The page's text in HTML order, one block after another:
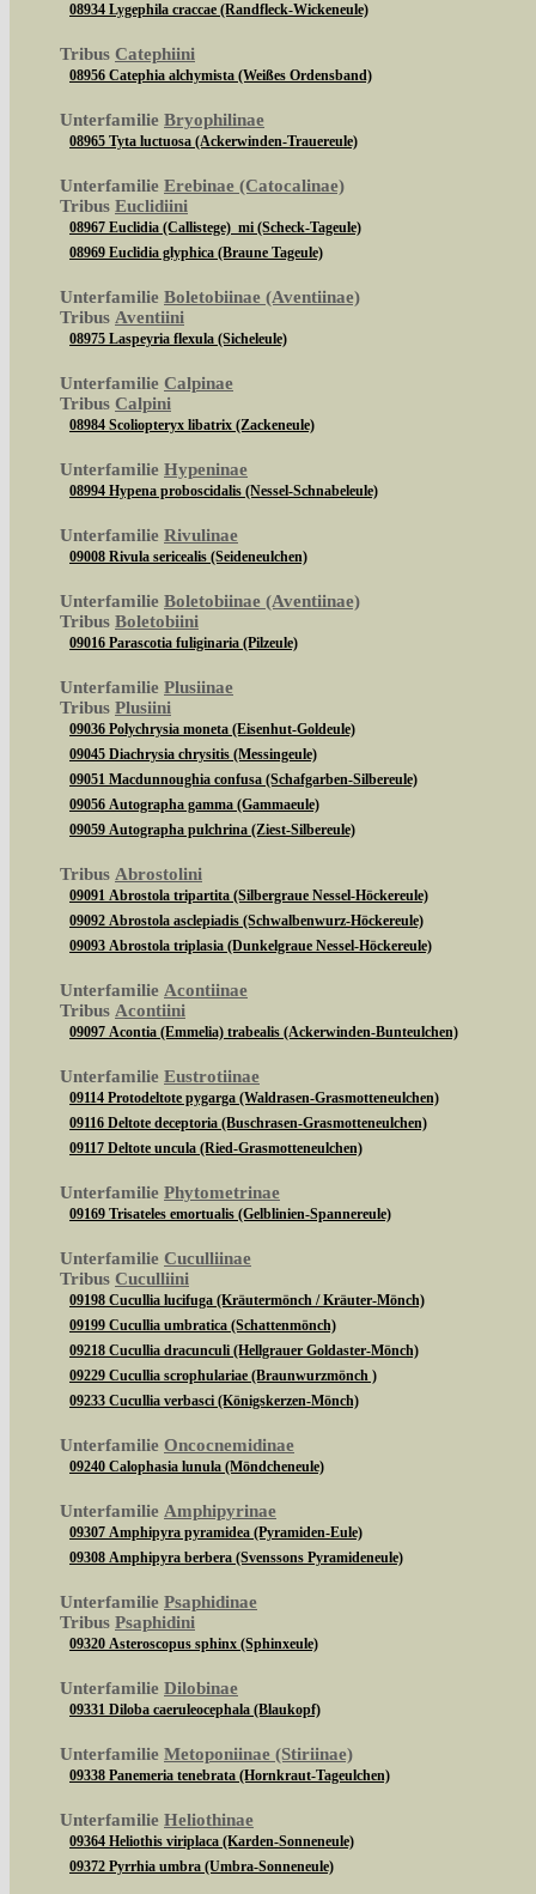
08934 Lygephila craccae (Randfleck-Wickeneule)
Tribus Catephiini
08956 Catephia alchymista (Weißes Ordensband)
Unterfamilie Bryophilinae
08965 Tyta luctuosa (Ackerwinden-Trauereule)
Unterfamilie Erebinae (Catocalinae)
Tribus Euclidiini
08967 Euclidia (Callistege) mi (Scheck-Tageule)
08969 Euclidia glyphica (Braune Tageule)
Unterfamilie Boletobiinae (Aventiinae)
Tribus Aventiini
08975 Laspeyria flexula (Sicheleule)
Unterfamilie Calpinae
Tribus Calpini
08984 Scoliopteryx libatrix (Zackeneule)
Unterfamilie Hypeninae
08994 Hypena proboscidalis (Nessel-Schnabeleule)
Unterfamilie Rivulinae
09008 Rivula sericealis (Seideneulchen)
Unterfamilie Boletobiinae (Aventiinae)
Tribus Boletobiini
09016 Parascotia fuliginaria (Pilzeule)
Unterfamilie Plusiinae
Tribus Plusiini
09036 Polychrysia moneta (Eisenhut-Goldeule)
09045 Diachrysia chrysitis (Messingeule)
09051 Macdunnoughia confusa (Schafgarben-Silbereule)
09056 Autographa gamma (Gammaeule)
09059 Autographa pulchrina (Ziest-Silbereule)
Tribus Abrostolini
09091 Abrostola tripartita (Silbergraue Nessel-Höckereule)
09092 Abrostola asclepiadis (Schwalbenwurz-Höckereule)
09093 Abrostola triplasia (Dunkelgraue Nessel-Höckereule)
Unterfamilie Acontiinae
Tribus Acontiini
09097 Acontia (Emmelia) trabealis (Ackerwinden-Bunteulchen)
Unterfamilie Eustrotiinae
09114 Protodeltote pygarga (Waldrasen-Grasmotteneulchen)
09116 Deltote deceptoria (Buschrasen-Grasmotteneulchen)
09117 Deltote uncula (Ried-Grasmotteneulchen)
Unterfamilie Phytometrinae
09169 Trisateles emortualis (Gelblinien-Spannereule)
Unterfamilie Cuculliinae
Tribus Cuculliini
09198 Cucullia lucifuga (Kräutermönch / Kräuter-Mönch)
09199 Cucullia umbratica (Schattenmönch)
09218 Cucullia dracunculi (Hellgrauer Goldaster-Mönch)
09229 Cucullia scrophulariae (Braunwurzmönch )
09233 Cucullia verbasci (Königskerzen-Mönch)
Unterfamilie Oncocnemidinae
09240 Calophasia lunula (Möndcheneule)
Unterfamilie Amphipyrinae
09307 Amphipyra pyramidea (Pyramiden-Eule)
09308 Amphipyra berbera (Svenssons Pyramideneule)
Unterfamilie Psaphidinae
Tribus Psaphidini
09320 Asteroscopus sphinx (Sphinxeule)
Unterfamilie Dilobinae
09331 Diloba caeruleocephala (Blaukopf)
Unterfamilie Metoponiinae (Stiriinae)
09338 Panemeria tenebrata (Hornkraut-Tageulchen)
Unterfamilie Heliothinae
09364 Heliothis viriplaca (Karden-Sonneneule)
09372 Pyrrhia umbra (Umbra-Sonneneule)